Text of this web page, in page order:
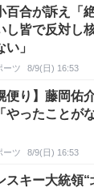
百合が訴え「
し皆で反対し
い」
ーツ 8/9(日) 16:53
便り】藤岡佑
やったことが
ーツ 8/9(日) 16:53
スキー大統領